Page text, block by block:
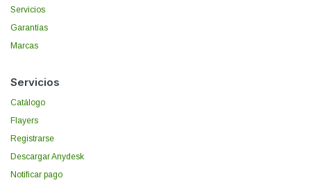
Servicios
Garantías
Marcas
Servicios
Catálogo
Flayers
Registrarse
Descargar Anydesk
Notificar pago